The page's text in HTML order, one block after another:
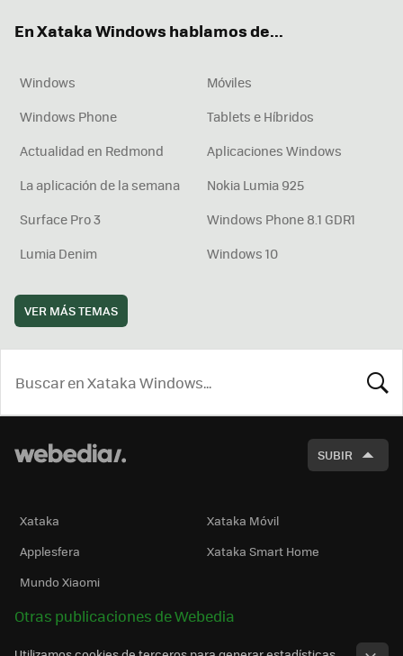
En Xataka Windows hablamos de...
Windows
Móviles
Windows Phone
Tablets e Híbridos
Actualidad en Redmond
Aplicaciones Windows
La aplicación de la semana
Nokia Lumia 925
Surface Pro 3
Windows Phone 8.1 GDR1
Lumia Denim
Windows 10
VER MÁS TEMAS
SUBIR
Xataka
Xataka Móvil
Applesfera
Xataka Smart Home
Mundo Xiaomi
Otras publicaciones de Webedia